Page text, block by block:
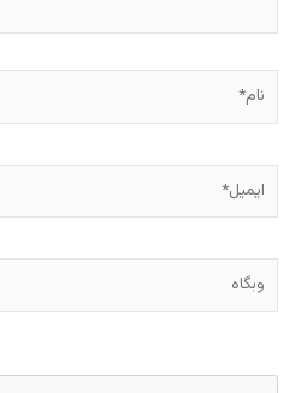
وبگاه